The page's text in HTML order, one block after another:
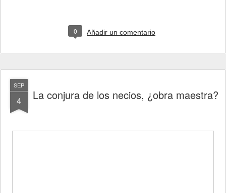
0 Añadir un comentario
SEP
4 La conjura de los necios, ¿obra maestra?